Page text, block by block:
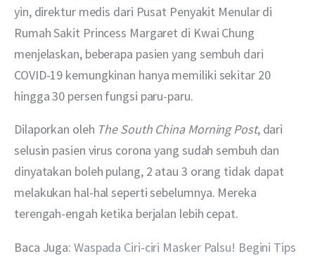
yin, direktur medis dari Pusat Penyakit Menular di
Rumah Sakit Princess Margaret di Kwai Chung
menjelaskan, beberapa pasien yang sembuh dari
COVID-19 kemungkinan hanya memiliki sekitar 20
hingga 30 persen fungsi paru-paru.
Dilaporkan oleh The South China Morning Post, dari
selusin pasien virus corona yang sudah sembuh dan
dinyatakan boleh pulang, 2 atau 3 orang tidak dapat
melakukan hal-hal seperti sebelumnya. Mereka
terengah-engah ketika berjalan lebih cepat.
Baca Juga: Waspada Ciri-ciri Masker Palsu! Begini Tips